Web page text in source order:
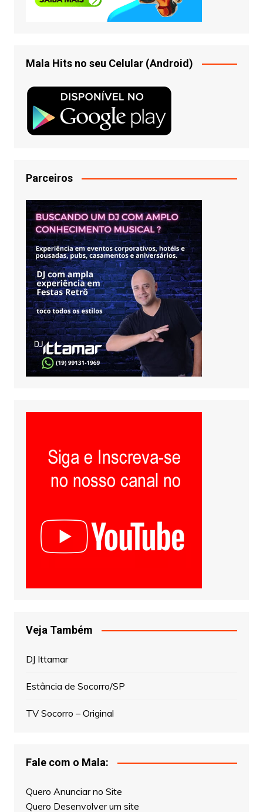
Mala Hits no seu Celular (Android)
Parceiros
Veja Também
DJ Ittamar
Estância de Socorro/SP
TV Socorro – Original
Fale com o Mala:
Quero Anunciar no Site
Quero Desenvolver um site